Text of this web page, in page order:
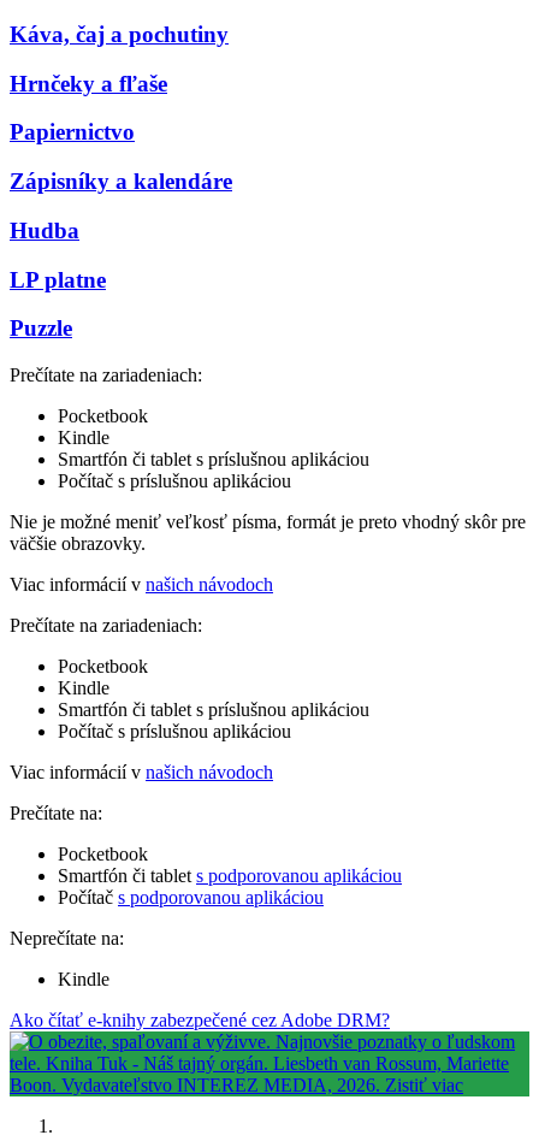
Káva, čaj a pochutiny
Hrnčeky a fľaše
Papiernictvo
Zápisníky a kalendáre
Hudba
LP platne
Puzzle
Prečítate na zariadeniach:
Pocketbook
Kindle
Smartfón či tablet s príslušnou aplikáciou
Počítač s príslušnou aplikáciou
Nie je možné meniť veľkosť písma, formát je preto vhodný skôr pre
väčšie obrazovky.
Viac informácií v našich návodoch
Prečítate na zariadeniach:
Pocketbook
Kindle
Smartfón či tablet s príslušnou aplikáciou
Počítač s príslušnou aplikáciou
Viac informácií v našich návodoch
Prečítate na:
Pocketbook
Smartfón či tablet s podporovanou aplikáciou
Počítač s podporovanou aplikáciou
Neprečítate na:
Kindle
Ako čítať e-knihy zabezpečené cez Adobe DRM?